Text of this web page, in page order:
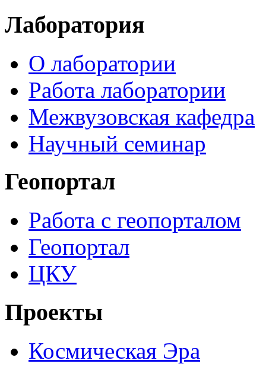
Лаборатория
О лаборатории
Работа лаборатории
Межвузовская кафедра
Научный семинар
Геопортал
Работа с геопорталом
Геопортал
ЦКУ
Проекты
Космическая Эра